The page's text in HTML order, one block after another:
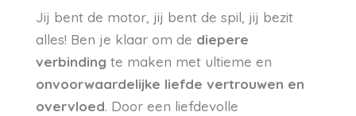
Jij bent de motor, jij bent de spil, jij bezit
alles! Ben je klaar om de diepere
verbinding te maken met ultieme en
onvoorwaardelijke liefde vertrouwen en
overvloed. Door een liefdevolle